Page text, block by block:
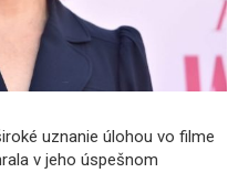
uznanie úlohou vo filme
v jeho úspešnom